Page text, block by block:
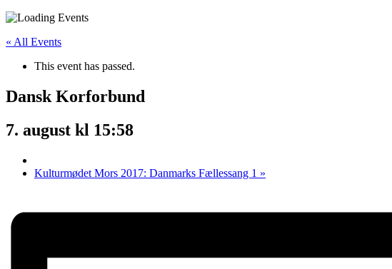
« All Events
This event has passed.
Dansk Korforbund
7. august kl 15:58
Kulturmødet Mors 2017: Danmarks Fællessang 1 »